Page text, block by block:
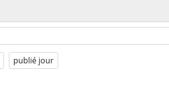
publié jour